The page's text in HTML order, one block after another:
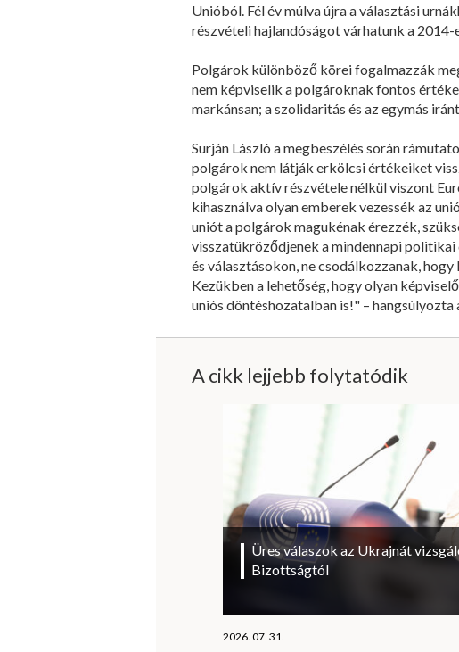
Unióból. Fél év múlva újra a választási
részvételi hajlandóságot várhatunk a
Polgárok különböző körei fogalmazzák
nem képviselik a polgároknak fontos
markánsan; a szolidaritás és az egymás
Surján László a megbeszélés során
polgárok nem látják erkölcsi értékeiket
polgárok aktív részvétele nélkül viszont
kihasználva olyan emberek vezessék az
uniót a polgárok magukénak érezzék,
visszatükröződjenek a mindennapi
és választásokon, ne csodálkozzanak,
Kezükben a lehetőség, hogy olyan
uniós döntéshozatalban is!" –
A cikk lejjebb folytatódik
Üres válaszok az Ukrajnát
Bizottságtól
2026. 07. 31.